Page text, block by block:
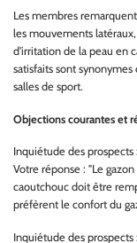
Les membres
les mouvements
d'irritation de la peau en
satisfaits sont
salles de sport.
Objections courantes et
Inquiétude des prospects
Votre réponse : "Le
caoutchouc doit être
préfèrent le confort du
Inquiétude des